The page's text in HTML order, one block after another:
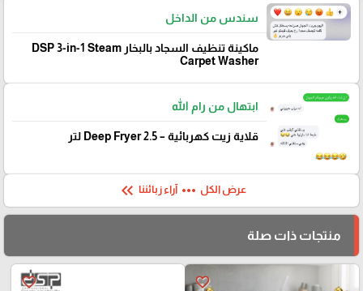
سندس من الداخل
ماكينة تنظيف السجاد بالبخار DSP 3-in-1 Steam
Carpet Washer
ابتهال من رام الله
قلاية زيت كهربائية – Deep Fryer 2.5 لتر
عرض الكل more_horiz آراء زبائننا keyboard_double_arrow_left
منتجات ذات صلة
favorite_border
favorite_border